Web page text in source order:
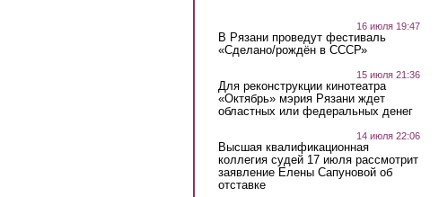
16 июля 19:47
В Рязани проведут фестиваль
«Сделано/рождён в СССР»
15 июля 21:36
Для реконструкции кинотеатра
«Октябрь» мэрия Рязани ждет
областных или федеральных денег
14 июля 22:06
Высшая квалификационная
коллегия судей 17 июля рассмотрит
заявление Елены Сапуновой об
отставке